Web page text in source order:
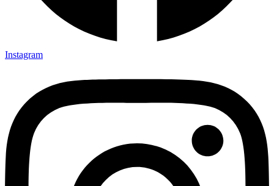
Instagram